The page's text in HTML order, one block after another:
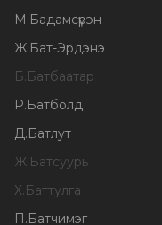
М.Бадамсүрэн
Ж.Бат-Эрдэнэ
Б.Батбаатар
Р.Батболд
Д.Батлут
Ж.Батсуурь
Х.Баттулга
П.Батчимэг